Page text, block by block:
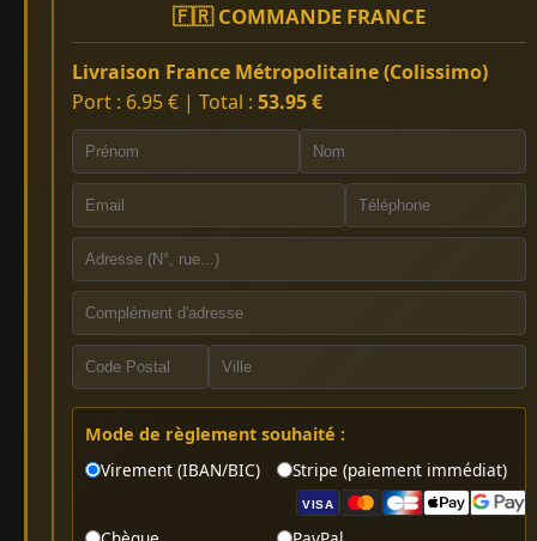
🇫🇷 COMMANDE FRANCE
Livraison France Métropolitaine (Colissimo)
Port : 6.95 € | Total : 53.95 €
Mode de règlement souhaité :
Virement (IBAN/BIC)
Stripe (paiement immédiat)
VISA